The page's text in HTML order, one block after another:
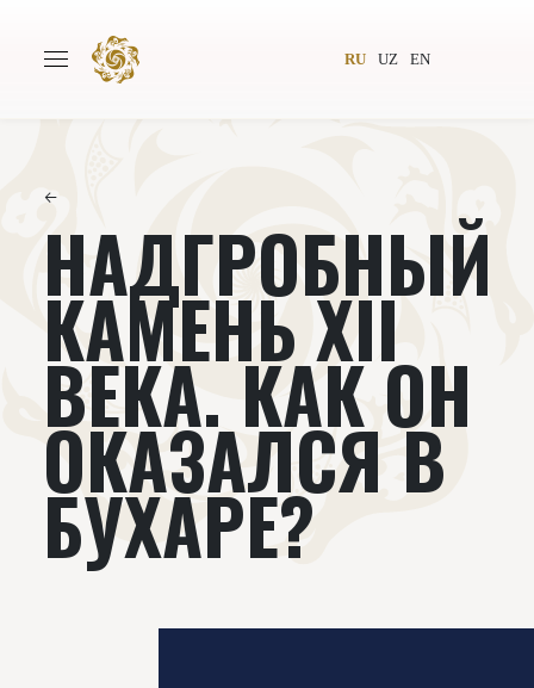
RU UZ EN
Авторы Всемирное общество
Издательство Новости
Проекты Подкасты
Книги Видеолекторий
←
НАДГРОБНЫЙ
КАМЕНЬ XII
ВЕКА. КАК ОН
ОКАЗАЛСЯ В
БУХАРЕ?